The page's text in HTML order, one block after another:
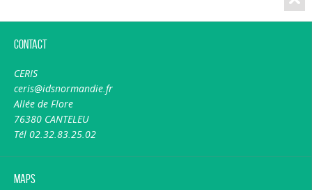
Contact
CERIS
ceris@idsnormandie.fr
Allée de Flore
76380 CANTELEU
Tél 02.32.83.25.02
Maps